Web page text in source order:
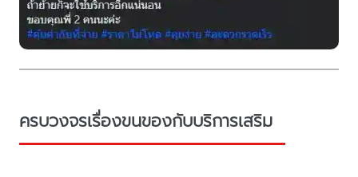
ครบวงจรเรื่องขนของกับบริการเสริม